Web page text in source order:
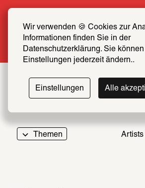
Wir verwenden 🍪 Cookies zur
Informationen finden Sie in der
Datenschutzerklärung. Sie können
Einstellungen jederzeit ändern..
Einstellungen Alle
SCHIRN FREUND*IN
Mehr erfahren
Themen Artists